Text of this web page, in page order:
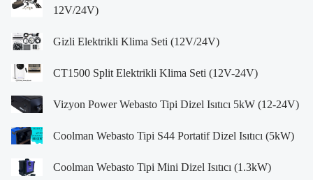
12V/24V)
Gizli Elektrikli Klima Seti (12V/24V)
CT1500 Split Elektrikli Klima Seti (12V-24V)
Vizyon Power Webasto Tipi Dizel Isıtıcı 5kW (12-24V)
Coolman Webasto Tipi S44 Portatif Dizel Isıtıcı (5kW)
Coolman Webasto Tipi Mini Dizel Isıtıcı (1.3kW)